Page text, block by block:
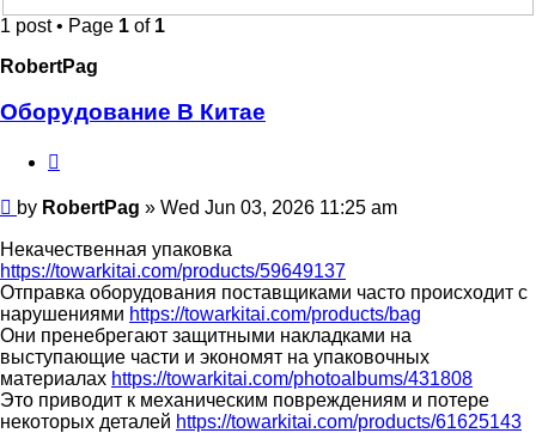
1 post • Page 1 of 1
RobertPag
Оборудование В Китае
Post
by RobertPag » Wed Jun 03, 2026 11:25 am
Некачественная упаковка
https://towarkitai.com/products/59649137
Отправка оборудования поставщиками часто происходит с
нарушениями https://towarkitai.com/products/bag
Они пренебрегают защитными накладками на
выступающие части и экономят на упаковочных
материалах https://towarkitai.com/photoalbums/431808
Это приводит к механическим повреждениям и потере
некоторых деталей https://towarkitai.com/products/61625143